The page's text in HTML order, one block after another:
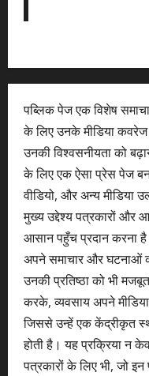
पब्लिक पेज एक विशेष
के लिए उनके मीडिया
उनकी विश्वसनीयता को
के लिए एक ऐसा प्रेस पेज
वीडियो, और अन्य
मुख्य उद्देश्य पत्रकारों और
आसान पहुँच प्रदान करना
अपने समाचार और घटनाओं
उनकी प्रतिष्ठा को भी
करके, व्यवसाय अपने
जिससे उन्हें एक केंद्रीकृत
होती है। यह प्रक्रिया न
पत्रकारों के लिए भी, जो